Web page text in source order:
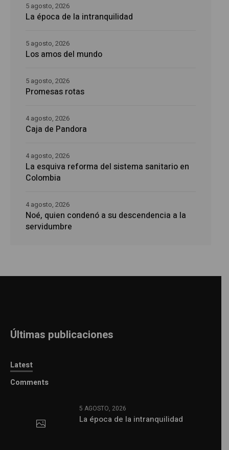
La época de la intranquilidad
5 agosto, 2026
Los amos del mundo
5 agosto, 2026
Promesas rotas
5 agosto, 2026
Caja de Pandora
4 agosto, 2026
La esquiva reforma del sistema sanitario en
Colombia
4 agosto, 2026
Noé, quien condenó a su descendencia a la
servidumbre
4 agosto, 2026
Últimas publicaciones
Latest
Comments
5 AGOSTO, 2026
La época de la intranquilidad